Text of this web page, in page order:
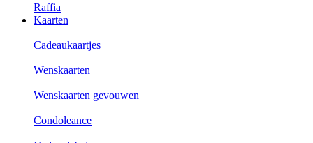
Raffia
Kaarten
Cadeaukaartjes
Wenskaarten
Wenskaarten gevouwen
Condoleance